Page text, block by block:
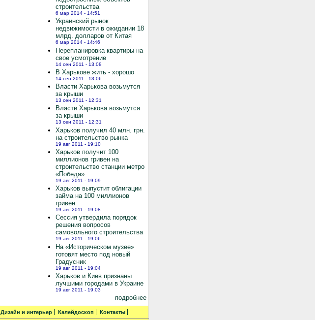
строительства
6 мар 2014 - 14:51
Украинский рынок
недвижимости в ожидании 18
млрд. долларов от Китая
6 мар 2014 - 14:46
Перепланировка квартиры на
свое усмотрение
14 сен 2011 - 13:08
В Харькове жить - хорошо
14 сен 2011 - 13:06
Власти Харькова возьмутся
за крыши
13 сен 2011 - 12:31
Власти Харькова возьмутся
за крыши
13 сен 2011 - 12:31
Харьков получил 40 млн. грн.
на строительство рынка
19 авг 2011 - 19:10
Харьков получит 100
миллионов гривен на
строительство станции метро
«Победа»
19 авг 2011 - 19:09
Харьков выпустит облигации
займа на 100 миллионов
гривен
19 авг 2011 - 19:08
Сессия утвердила порядок
решения вопросов
самовольного строительства
19 авг 2011 - 19:06
На «Историческом музее»
готовят место под новый
Градусник
19 авг 2011 - 19:04
Харьков и Киев признаны
лучшими городами в Украине
19 авг 2011 - 19:03
подробнее
Дизайн и интерьер Калейдоскоп Контакты